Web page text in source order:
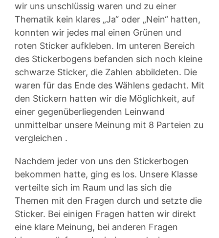
wir uns unschlüssig waren und zu einer
Thematik kein klares „Ja“ oder „Nein“ hatten,
konnten wir jedes mal einen Grünen und
roten Sticker aufkleben. Im unteren Bereich
des Stickerbogens befanden sich noch kleine
schwarze Sticker, die Zahlen abbildeten. Die
waren für das Ende des Wählens gedacht. Mit
den Stickern hatten wir die Möglichkeit, auf
einer gegenüberliegenden Leinwand
unmittelbar unsere Meinung mit 8 Parteien zu
vergleichen .
Nachdem jeder von uns den Stickerbogen
bekommen hatte, ging es los. Unsere Klasse
verteilte sich im Raum und las sich die
Themen mit den Fragen durch und setzte die
Sticker. Bei einigen Fragen hatten wir direkt
eine klare Meinung, bei anderen Fragen